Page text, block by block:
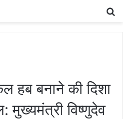
हब बनाने की दिशा
मुख्यमंत्री विष्णुदेव